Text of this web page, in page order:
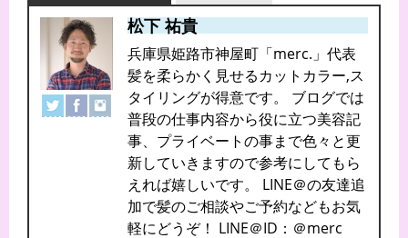
松下 祐貴
兵庫県姫路市神屋町「merc.」代表
髪を柔らかく見せるカットカラー,ス
タイリングが得意です。 ブログでは
普段の仕事内容から役に立つ美容記
事、プライベートの事まで色々と更
新していきますので参考にしてもら
えれば嬉しいです。 LINE＠の友達追
加で髪のご相談やご予約などもお気
軽にどうぞ！ LINE＠ID：＠merc